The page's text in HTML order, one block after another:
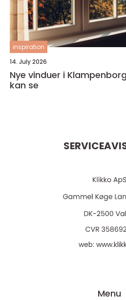
inspiration
14. July 2026
Nye vinduer i
kan se
web:
Menu